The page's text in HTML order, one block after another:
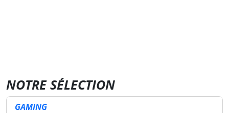
NOTRE SÉLECTION
GAMING